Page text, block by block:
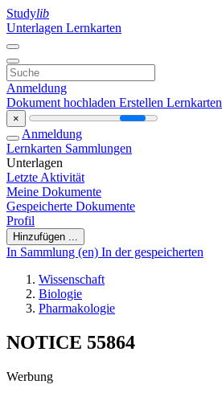
Studylib
Unterlagen Lernkarten
Anmeldung
Dokument hochladen Erstellen Lernkarten
×
Anmeldung
Lernkarten Sammlungen
Unterlagen
Letzte Aktivität
Meine Dokumente
Gespeicherte Dokumente
Profil
Hinzufügen ...
In Sammlung (en) In der gespeicherten
Wissenschaft
Biologie
Pharmakologie
NOTICE 55864
Werbung